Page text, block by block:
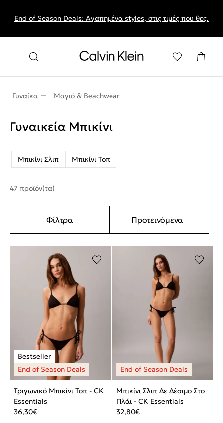
End of Season Deals: Αγαπημένα styles, στις τιμές που θες.
Γυναίκα Μαγιό & Beachwear
Γυναικεία Μπικίνι
Μπικίνι Σλιπ Μπικίνι Τοπ
47 προϊόν(τα)
Φίλτρα Προτεινόμενα
Τριγωνικό Μπικίνι Τοπ - CK
Essentials
36,30€
Μπικίνι Σλιπ Δε Δέσιμο Στο
Πλάι - CK Essentials
32,80€